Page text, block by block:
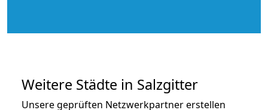
Weitere Städte in Salzgitter
Unsere geprüften Netzwerkpartner erstellen